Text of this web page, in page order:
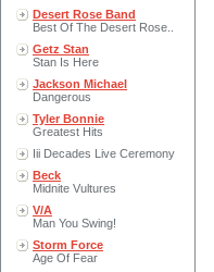
Desert Rose Band
Best Of The Desert Rose..
Getz Stan
Stan Is Here
Jackson Michael
Dangerous
Tyler Bonnie
Greatest Hits
Iii Decades Live Ceremony
Beck
Midnite Vultures
V/A
Man You Swing!
Storm Force
Age Of Fear